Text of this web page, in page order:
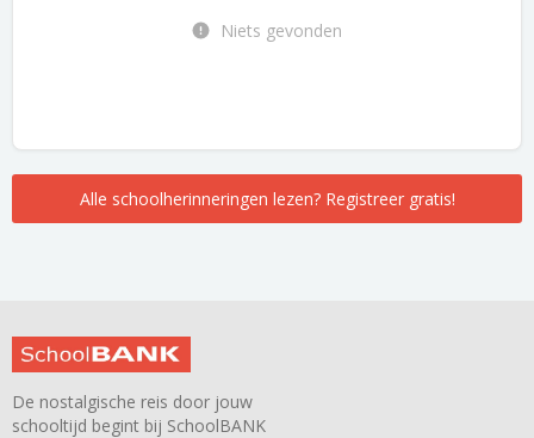
Niets gevonden
Alle schoolherinneringen lezen? Registreer gratis!
De nostalgische reis door jouw
schooltijd begint bij SchoolBANK